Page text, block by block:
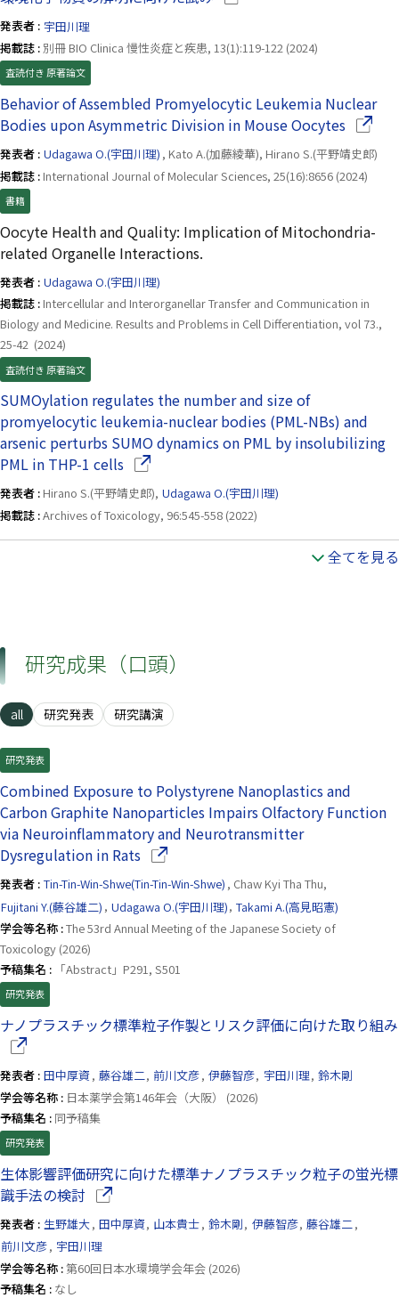
発表者 : 宇田川理
掲載誌 : 別冊 BIO Clinica 慢性炎症と疾患, 13(1):119-122 (2024)
査読付き 原著論文
Behavior of Assembled Promyelocytic Leukemia Nuclear
Bodies upon Asymmetric Division in Mouse Oocytes（別ウ
発表者 : Udagawa O.(宇田川理) , Kato A.(加藤綾華), Hirano S.(平野靖史郎)
掲載誌 : International Journal of Molecular Sciences, 25(16):8656 (2024)
書籍
Oocyte Health and Quality: Implication of Mitochondria-
related Organelle Interactions.
発表者 : Udagawa O.(宇田川理)
掲載誌 : Intercellular and Interorganellar Transfer and Communication in
Biology and Medicine. Results and Problems in Cell Differentiation, vol 73.,
25-42 (2024)
査読付き 原著論文
SUMOylation regulates the number and size of
promyelocytic leukemia-nuclear bodies (PML-NBs) and
arsenic perturbs SUMO dynamics on PML by insolubilizing
PML in THP-1 cells（別ウインドウで開きます）
発表者 : Hirano S.(平野靖史郎), Udagawa O.(宇田川理)
掲載誌 :Archives of Toxicology, 96:545-558 (2022)
全てを見る
研究成果（口頭）
all 研究発表 研究講演
研究発表
Combined Exposure to Polystyrene Nanoplastics and
Carbon Graphite Nanoparticles Impairs Olfactory Function
via Neuroinflammatory and Neurotransmitter
Dysregulation in Rats（別ウインドウで開きます）
発表者 : Tin-Tin-Win-Shwe(Tin-Tin-Win-Shwe) , Chaw Kyi Tha Thu,
Fujitani Y.(藤谷雄二) , Udagawa O.(宇田川理), Takami A.(高見昭憲)
学会等名称 :The 53rd Annual Meeting of the Japanese Society of
Toxicology (2026)
予稿集名 : 「Abstract」P291, S501
研究発表
ナノプラスチック標準粒子作製とリスク評価に向けた取り組み
発表者 : 田中厚資, 藤谷雄二, 前川文彦, 伊藤智彦, 宇田川理, 鈴木剛
学会等名称 : 日本薬学会第146年会（大阪） (2026)
予稿集名 : 同予稿集
研究発表
生体影響評価研究に向けた標準ナノプラスチック粒子の蛍光標
識手法の検討（別ウインドウで開きます）
発表者 : 生野雄大, 田中厚資, 山本貴士, 鈴木剛, 伊藤智彦, 藤谷雄二,
前川文彦, 宇田川理
学会等名称 :第60回日本水環境学会年会 (2026)
予稿集名 : なし